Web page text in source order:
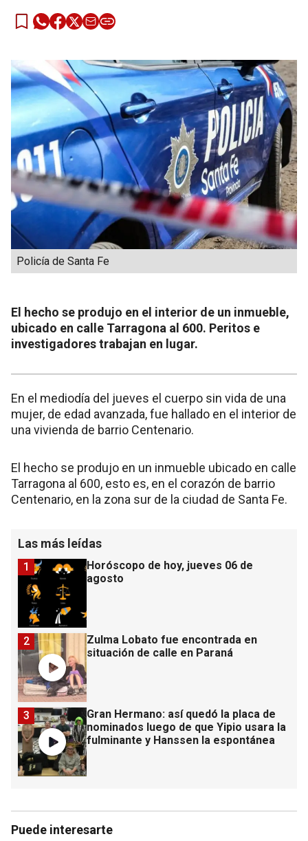
Policía de Santa Fe
El hecho se produjo en el interior de un inmueble,
ubicado en calle Tarragona al 600. Peritos e
investigadores trabajan en lugar.
En el mediodía del jueves el cuerpo sin vida de una
mujer, de edad avanzada, fue hallado en el interior de
una vivienda de barrio Centenario.
El hecho se produjo en un inmueble ubicado en calle
Tarragona al 600, esto es, en el corazón de barrio
Centenario, en la zona sur de la ciudad de Santa Fe.
Las más leídas
Horóscopo de hoy, jueves 06 de
agosto
1
Zulma Lobato fue encontrada en
situación de calle en Paraná
2
Gran Hermano: así quedó la placa de
nominados luego de que Yipio usara la
fulminante y Hanssen la espontánea
3
Puede interesarte